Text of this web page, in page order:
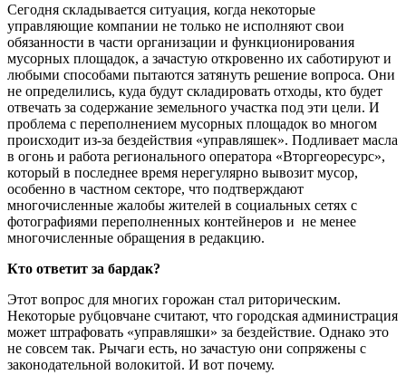
Сегодня складывается ситуация, когда некоторые
управляющие компании не только не исполняют свои
обязанности в части организации и функционирования
мусорных площадок, а зачастую откровенно их саботируют и
любыми способами пытаются затянуть решение вопроса. Они
не определились, куда будут складировать отходы, кто будет
отвечать за содержание земельного участка под эти цели. И
проблема с переполнением мусорных площадок во многом
происходит из-за бездействия «управляшек». Подливает масла
в огонь и работа регионального оператора «Вторгеоресурс»,
который в последнее время нерегулярно вывозит мусор,
особенно в частном секторе, что подтверждают
многочисленные жалобы жителей в социальных сетях с
фотографиями переполненных контейнеров и не менее
многочисленные обращения в редакцию.
Кто ответит за бардак?
Этот вопрос для многих горожан стал риторическим.
Некоторые рубцовчане считают, что городская администрация
может штрафовать «управляшки» за бездействие. Однако это
не совсем так. Рычаги есть, но зачастую они сопряжены с
законодательной волокитой. И вот почему.